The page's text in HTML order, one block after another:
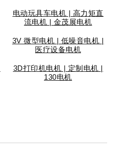
电动玩具车电机 | 高力矩直
流电机 | 金茂展电机
3V 微型电机 | 低噪音电机 |
医疗设备电机
3D打印机电机 | 定制电机 |
130电机